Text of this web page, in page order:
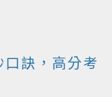
口訣，高分考